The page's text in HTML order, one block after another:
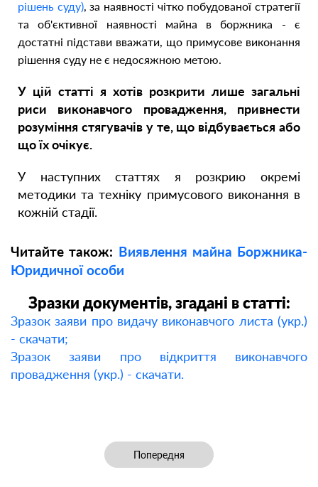
рішень суду), за наявності чітко побудованої стратегії
та об'єктивної наявності майна в боржника - є
достатні підстави вважати, що примусове виконання
рішення суду не є недосяжною метою.
У цій статті я хотів розкрити лише загальні
риси виконавчого провадження, привнести
розуміння стягувачів у те, що відбувається або
що їх очікує.
У наступних статтях я розкрию окремі
методики та техніку примусового виконання в
кожній стадії.
Читайте також: Виявлення майна Боржника-
Юридичної особи
Зразки документів, згадані в статті:
Зразок заяви про видачу виконавчого листа (укр.)
- скачати;
Зразок заяви про відкриття виконавчого
провадження (укр.) - скачати.
Попередня стаття: Виявлення майна
Попередня